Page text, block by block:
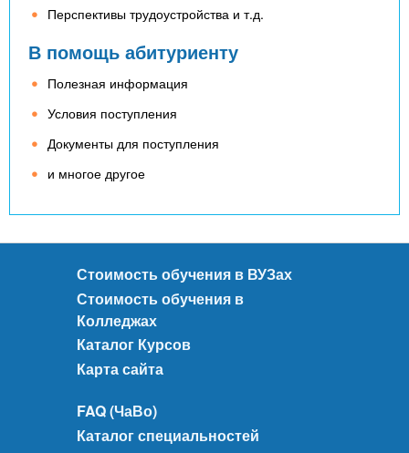
Перспективы трудоустройства и т.д.
В помощь абитуриенту
Полезная информация
Условия поступления
Документы для поступления
и многое другое
Стоимость обучения в ВУЗах
Стоимость обучения в
Колледжах
Каталог Курсов
Карта сайта
FAQ (ЧаВо)
Каталог специальностей